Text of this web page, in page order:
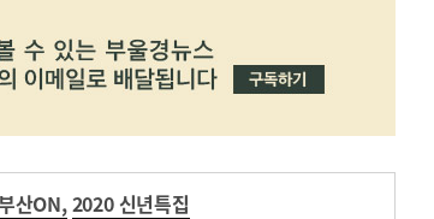
산ON,2020 신년특집